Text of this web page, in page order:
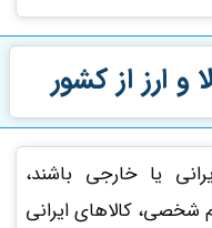
و ارز از کشور
یا خارجی باشند،
شخصی، کالاهای ایرانی